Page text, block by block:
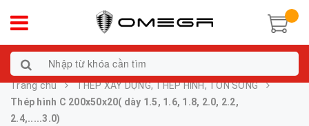
Trang chủ
THÉP XÂY DỰNG, THÉP HÌNH, TÔN SÓNG
Thép hình C 200x50x20( dày 1.5, 1.6, 1.8, 2.0, 2.2,
2.4,.....3.0)